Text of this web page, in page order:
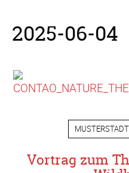
2025-06-04
MUSTERSTADT
Vortrag zum